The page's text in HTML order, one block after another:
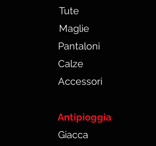
Tute
Maglie
Pantaloni
Calze
Accessori
Antipioggia
Giacca